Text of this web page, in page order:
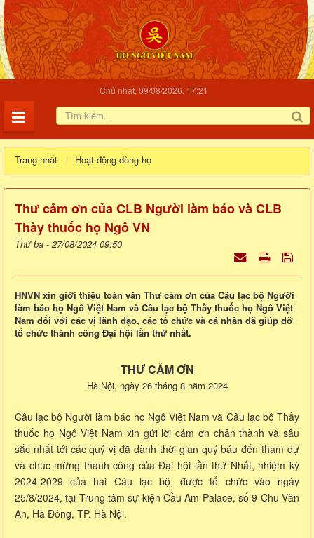
Chủ nhật, 09/08/2026, 17:21
Trang nhất Hoạt động dòng họ
Thư cảm ơn của CLB Người làm báo và CLB
Thày thuốc họ Ngô VN
Thứ ba - 27/08/2024 09:50
HNVN xin giới thiệu toàn văn Thư cảm ơn của Câu lạc bộ Người
làm báo họ Ngô Việt Nam và Câu lạc bộ Thầy thuốc họ Ngô Việt
Nam đối với các vị lãnh đạo, các tổ chức và cá nhân đã giúp đỡ
tổ chức thành công Đại hội lần thứ nhất.
THƯ CẢM ƠN
Hà Nội, ngày 26 tháng 8 năm 2024
Câu lạc bộ Người làm báo họ Ngô Việt Nam và Câu lạc bộ Thầy
thuốc họ Ngô Việt Nam xin gửi lời cảm ơn chân thành và sâu
sắc nhất tới các quý vị đã dành thời gian quý báu đến tham dự
và chúc mừng thành công của Đại hội lần thứ Nhất, nhiệm kỳ
2024-2029 của hai Câu lạc bộ, được tổ chức vào ngày
25/8/2024, tại Trung tâm sự kiện Cầu Am Palace, số 9 Chu Văn
An, Hà Đông, TP. Hà Nội.